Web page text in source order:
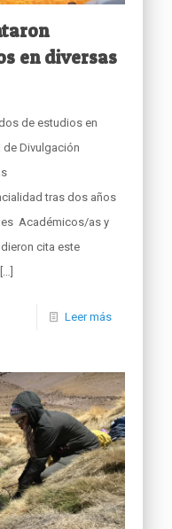
en diversas
de estudios en
de Divulgación
tras dos años
Académicos/as y
cita este
[…]
Leer más